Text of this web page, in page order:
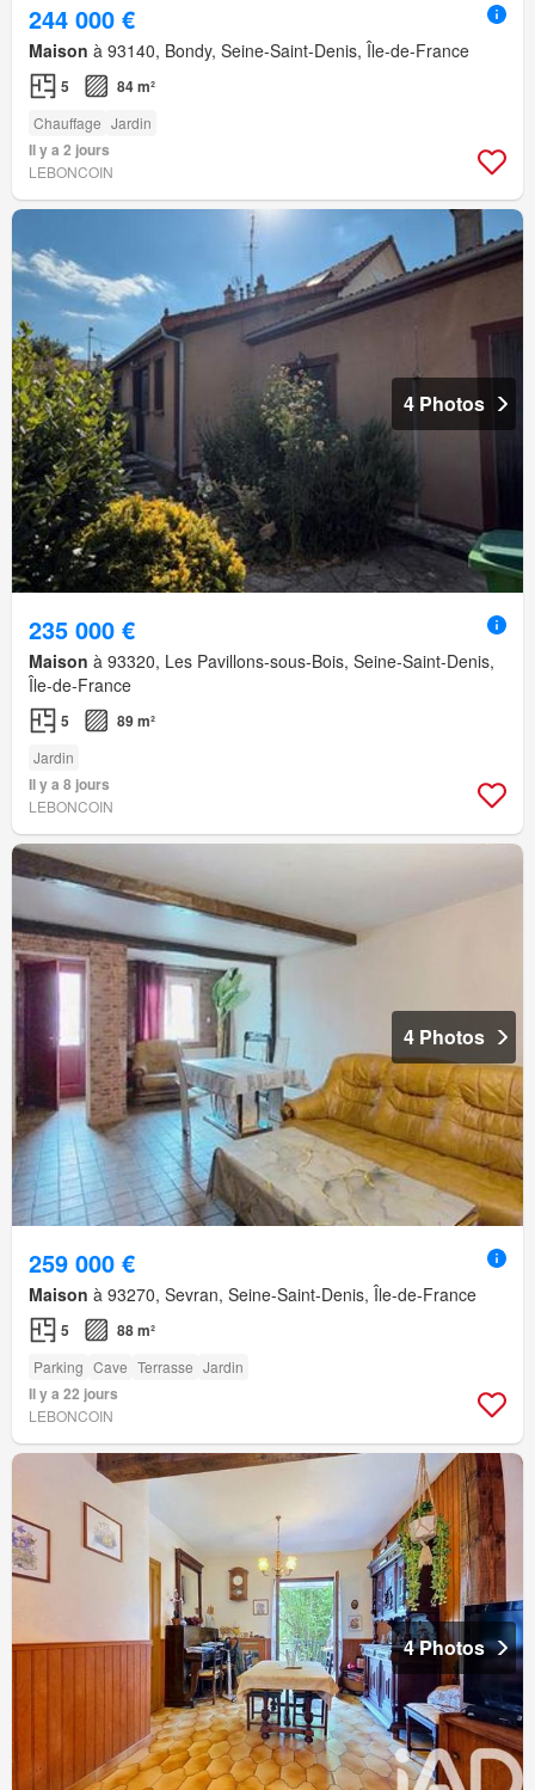
244 000 €
Maison à 93140, Bondy, Seine-Saint-Denis, Île-de-France
5 84 m²
Chauffage Jardin
Il y a 2 jours
LEBONCOIN
4 Photos
235 000 €
Maison à 93320, Les Pavillons-sous-Bois, Seine-Saint-Denis,
Île-de-France
5 89 m²
Jardin
Il y a 8 jours
LEBONCOIN
4 Photos
259 000 €
Maison à 93270, Sevran, Seine-Saint-Denis, Île-de-France
5 88 m²
Parking Cave Terrasse Jardin
Il y a 22 jours
LEBONCOIN
4 Photos